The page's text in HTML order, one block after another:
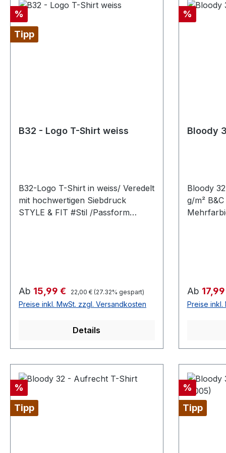
Comicverlag Gute Festivals /
schlechte Festivals – Kunst und
Propaganda und noch einiges
mehr… *Ruhig mal antesten,
Rabatt
%
Tipp
B32 - Logo T-Shirt weiss
B32-Logo T-Shirt in weiss/ Veredelt
mit hochwertigen Siebdruck
STYLE & FIT #Stil /Passform
modernen Look #uptodate
#Qualität /Griffigkeit Gefertigt aus
100 % Baumwolle
Tex100 Strapazierfähiger Stoff,
weiche Qualität
Stoff 185 g/m²
Verkaufspreis:
Ab 15,99 € Regulärer Preis:
22,00 € (27.32% gespart)
Preise inkl. MwSt. zzgl. Versandkosten
Details
Rabatt
%
Bloody
g/m²
Ab
Preise inkl.
Rabatt
%
Tipp
Rabatt
%
Tipp